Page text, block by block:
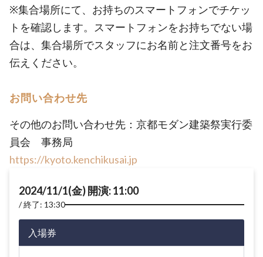
※集合場所にて、お持ちのスマートフォンでチケッ
トを確認します。スマートフォンをお持ちでない場
合は、集合場所でスタッフにお名前と注文番号をお
伝えください。
お問い合わせ先
その他のお問い合わせ先：京都モダン建築祭実行委
員会 事務局
https://kyoto.kenchikusai.jp
2024/11/1(金) 開演: 11:00
終了: 13:30
入場券